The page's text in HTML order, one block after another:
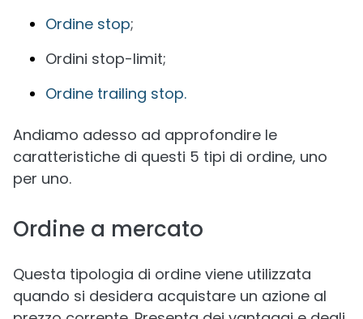
Ordine stop;
Ordini stop-limit;
Ordine trailing stop.
Andiamo adesso ad approfondire le
caratteristiche di questi 5 tipi di ordine, uno
per uno.
Ordine a mercato
Questa tipologia di ordine viene utilizzata
quando si desidera acquistare un azione al